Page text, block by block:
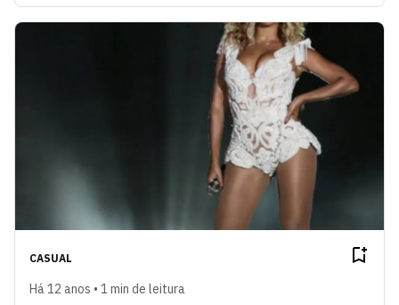
CASUAL
Há 12 anos • 1 min de leitura